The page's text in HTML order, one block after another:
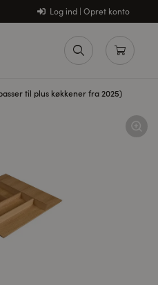
Log ind | Opret konto
til plus køkkener fra 2025)